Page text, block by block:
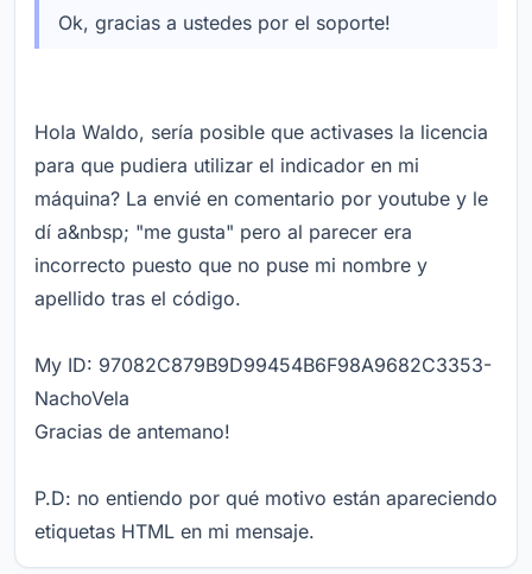
Ok, gracias a ustedes por el soporte!
Hola Waldo, sería posible que activases la licencia
para que pudiera utilizar el indicador en mi
máquina? La envié en comentario por youtube y le
dí a&nbsp; "me gusta" pero al parecer era
incorrecto puesto que no puse mi nombre y
apellido tras el código.
My ID: 97082C879B9D99454B6F98A9682C3353-
NachoVela
Gracias de antemano!
P.D: no entiendo por qué motivo están apareciendo
etiquetas HTML en mi mensaje.